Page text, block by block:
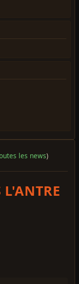
les news)